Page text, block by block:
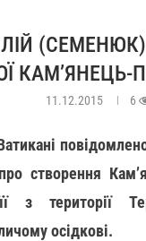
КАМ’ЯНЕЦЬ-
11.12.2015 6
створення
території
осідкові.